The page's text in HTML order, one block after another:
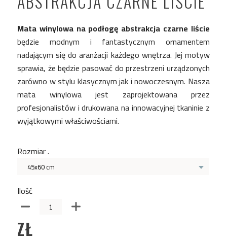
Mata winylowa na podłogę abstrakcja czarne liście
będzie modnym i fantastycznym ornamentem
nadającym się do aranżacji każdego wnętrza. Jej motyw
sprawia, że będzie pasować do przestrzeni urządzonych
zarówno w stylu klasycznym jak i nowoczesnym. Nasza
mata winylowa jest zaprojektowana przez
profesjonalistów i drukowana na innowacyjnej tkaninie z
wyjątkowymi właściwościami.
Rozmiar .
45x60 cm
Ilość
ZŁ